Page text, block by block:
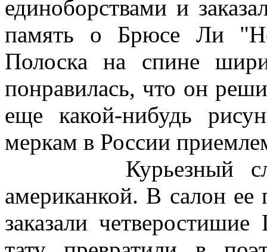
единоборствами и
память о Брюсе Ли "Не
Полоска на спине
понравилась, что он
еще какой-нибудь
меркам в России
Курьезный
американкой. В салон ее
заказали